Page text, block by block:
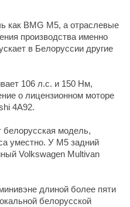
как BMG M5, а отраслевые
производства именно
в Белоруссии другие
106 л.с. и 150 Нм,
о лицензионном моторе
4A92.
белорусская модель,
уместно. У M5 задний
Volkswagen Multivan
длиной более пяти
белорусской